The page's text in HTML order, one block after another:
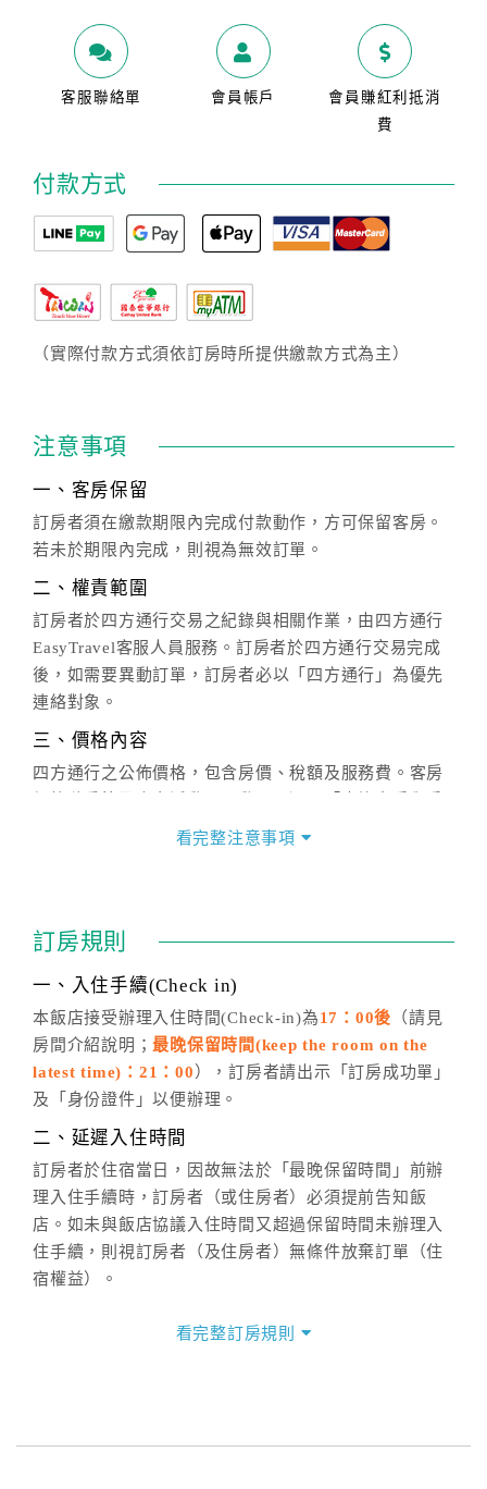
客服聯絡單 會員帳戶
會員賺紅利抵消
費
付款方式
（實際付款方式須依訂房時所提供繳款方式為主）
注意事項
一、客房保留
訂房者須在繳款期限內完成付款動作，方可保留客房。
若未於期限內完成，則視為無效訂單。
二、權責範圍
訂房者於四方通行交易之紀錄與相關作業，由四方通行
EasyTravel客服人員服務。訂房者於四方通行交易完成
後，如需要異動訂單，訂房者必以「四方通行」為優先
連絡對象。
三、價格內容
四方通行之公佈價格，包含房價、稅額及服務費。客房
價」之當日價格為標準。
話方式異動訂單。
※非客服時間之申辦異動，皆為次日計算及辦理。
五、客服時間
週一至週日，上午9:00～晚上6:00
六、聯絡方式
(07)9682715 。
看完整注意事項
訂房規則
一、入住手續(Check in)
本飯店接受辦理入住時間(Check-in)為17：00後 （請見
房間介紹說明；最晚保留時間(keep the room on the
latest time)：21：00 ），訂房者請出示「訂房成功單」
及「身份證件」以便辦理。
二、延遲入住時間
訂房者於住宿當日，因故無法於「最晚保留時間」前辦
理入住手續時，訂房者（或住房者）必須提前告知飯
店。如未與飯店協議入住時間又超過保留時間未辦理入
住手續，則視訂房者（及住房者）無條件放棄訂單（住
宿權益）。
四、訂單異動
看完整訂房規則